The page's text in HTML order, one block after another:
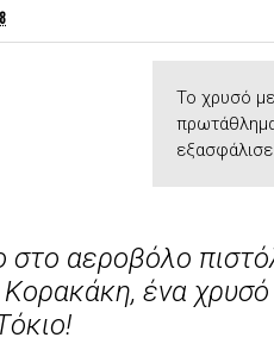
Το χρυσό
στο αεροβόλο
ένα